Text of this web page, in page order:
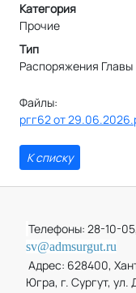
Категория
Прочие
Тип
Распоряжения Главы
Файлы:
ргг62 от
К списку
Телефоны: 28-10-
sv@admsurgut.ru
Адрес: 628400,
Югра, г. Сургут, ул.